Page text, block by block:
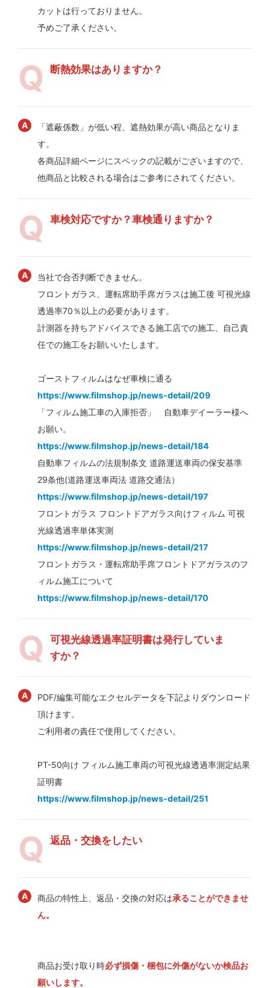
カットは行っておりません。
予めご了承ください。
断熱効果はありますか？
「遮蔽係数」が低い程、遮熱効果が高い商品となりま
す。
各商品詳細ページにスペックの記載がございますので、
他商品と比較される場合はご参考にされてください。
車検対応ですか？車検通りますか？
当社で合否判断できません。
フロントガラス、運転席助手席ガラスは施工後 可視光線
透過率70％以上の必要があります。
計測器を持ちアドバイスできる施工店での施工、自己責
任での施工をお願いいたします。
ゴーストフィルムはなぜ車検に通る
https://www.filmshop.jp/news-detail/209
「フィルム施工車の入庫拒否」 自動車デイーラー様へ
お願い。
https://www.filmshop.jp/news-detail/184
自動車フィルムの法規制条文 道路運送車両の保安基準
29条他(道路運送車両法 道路交通法）
https://www.filmshop.jp/news-detail/197
フロントガラス フロントドアガラス向けフィルム 可視
光線透過率単体実測
https://www.filmshop.jp/news-detail/217
フロントガラス・運転席助手席フロントドアガラスのフ
ィルム施工について
https://www.filmshop.jp/news-detail/170
可視光線透過率証明書は発行していま
すか？
PDF/編集可能なエクセルデータを下記よりダウンロード
頂けます。
ご利用者の責任で使用してください。
PT-50向け フィルム施工車両の可視光線透過率測定結果
証明書
https://www.filmshop.jp/news-detail/251
返品・交換をしたい
商品の特性上、返品・交換の対応は承ることができませ
ん。
商品お受け取り時必ず損傷・梱包に外傷がないか検品お
願いします。